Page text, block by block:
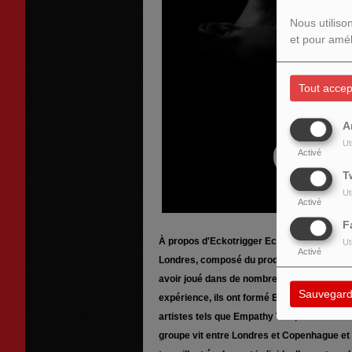
Nous
et pour
Tout
Activé
Activé
Activé
À propos d'Eckotrigger Eckotrigger est un
Londres, composé du producteur et
avoir joué dans de nombreux groupes au
expérience, ils ont formé Eckotrigger, unis
artistes tels que Empathy Test, David
groupe vit entre Londres et Copenhague